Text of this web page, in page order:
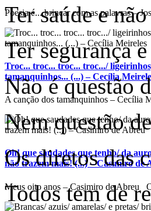
Poesia é... brincar com as palavras –
Troc... troc... troc... troc.../
tamanquinhos... (...) – Cecília
A canção dos tamanquinhos –
Oh! que saudades que tenho/ da
não trazem mais! (...) – Casimiro de
Meus oito anos – Casimiro de Abreu
Ter saúde e
Ter segurança
Não é questão
Nem questão
Os diretos das
Todos tem de